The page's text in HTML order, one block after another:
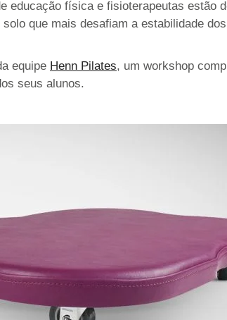
educação física e fisioterapeutas estão
que mais desafiam a estabilidade
equipe Henn Pilates, um workshop
seus alunos.